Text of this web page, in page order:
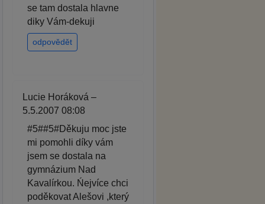
se tam dostala hlavne
diky Vám-dekuji
odpovědět
Lucie Horáková –
5.5.2007 08:08
#5##5#Děkuju moc jste
mi pomohli díky vám
jsem se dostala na
gymnázium Nad
Kavalírkou. Ńejvíce chci
poděkovat Alešovi ,který